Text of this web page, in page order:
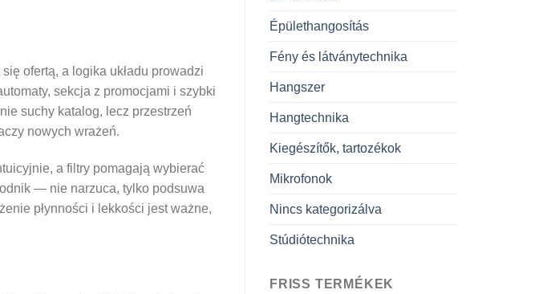
ofertą, a logika układu prowadzi
sekcja z promocjami i szybki
suchy katalog, lecz przestrzeń
nowych wrażeń.
a filtry pomagają wybierać
— nie narzuca, tylko podsuwa
płynności i lekkości jest ważne,
Épülethangosítás
Fény és látványtechnika
Hangszer
Hangtechnika
Kiegészítők, tartozékok
Mikrofonok
Nincs kategorizálva
Stúdiótechnika
FRISS TERMÉKEK